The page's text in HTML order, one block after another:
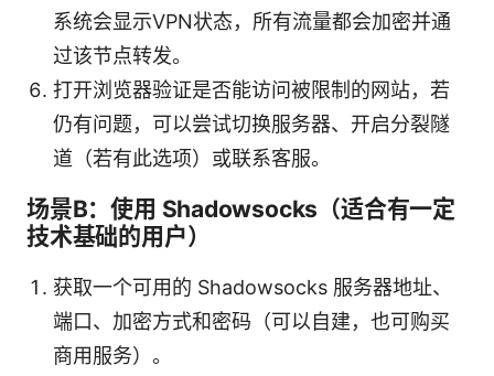
系统会显示VPN状态，所有流量都会加密并通
过该节点转发。
打开浏览器验证是否能访问被限制的网站，若
仍有问题，可以尝试切换服务器、开启分裂隧
道（若有此选项）或联系客服。
场景B：使用 Shadowsocks（适合有一定
技术基础的用户）
获取一个可用的 Shadowsocks 服务器地址、
端口、加密方式和密码（可以自建，也可购买
商用服务）。